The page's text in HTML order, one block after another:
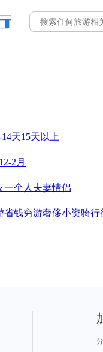
14天15天以上
12-2月
一个人 夫妻情侣
省钱穷游奢侈小资骑行